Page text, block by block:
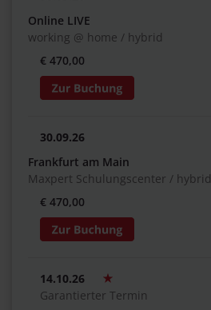
Online LIVE
working @ home / hybrid
€ 470,00
30.09.26
Frankfurt am Main
Maxpert Schulungscenter / hybrid
€ 470,00
14.10.26
Garantierter Termin